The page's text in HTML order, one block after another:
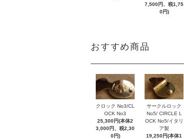
7,500円、税1,75
0円)
おすすめ商品
クロック No3/CL
OCK No3
25,300円(本体2
3,000円、税2,30
0円)
サークルロック
No5/ CIRCLE L
OCK No5/イタリ
ア製
19,250円(本体1